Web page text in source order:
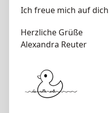
Ich freue mich auf
Herzliche Grüße
Alexandra Reuter